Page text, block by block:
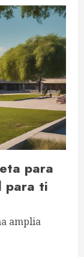
para
para ti
amplia